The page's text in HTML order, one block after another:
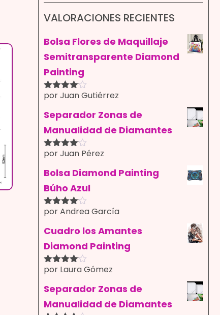
VALORACIONES RECIENTES
Bolsa Flores de Maquillaje
Semitransparente Diamond
Painting
Valorado
5
por Juan Gutiérrez
Separador Zonas de
Manualidad de Diamantes
Valorado
5
por Juan Pérez
Bolsa Diamond Painting
Búho Azul
Valorado
5
por Andrea García
Cuadro los Amantes
Diamond Painting
Valorado
5
por Laura Gómez
Separador Zonas de
Manualidad de Diamantes